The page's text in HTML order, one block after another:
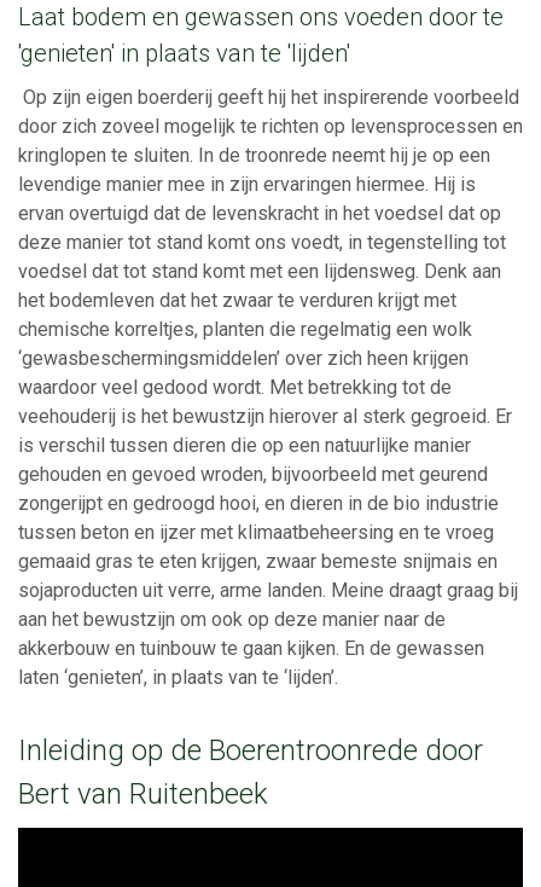
Laat bodem en gewassen ons voeden door te
'genieten' in plaats van te 'lijden'
Op zijn eigen boerderij geeft hij het inspirerende voorbeeld
door zich zoveel mogelijk te richten op levensprocessen en
kringlopen te sluiten. In de troonrede neemt hij je op een
levendige manier mee in zijn ervaringen hiermee. Hij is
ervan overtuigd dat de levenskracht in het voedsel dat op
deze manier tot stand komt ons voedt, in tegenstelling tot
voedsel dat tot stand komt met een lijdensweg. Denk aan
het bodemleven dat het zwaar te verduren krijgt met
chemische korreltjes, planten die regelmatig een wolk
‘gewasbeschermingsmiddelen’ over zich heen krijgen
waardoor veel gedood wordt. Met betrekking tot de
veehouderij is het bewustzijn hierover al sterk gegroeid. Er
is verschil tussen dieren die op een natuurlijke manier
gehouden en gevoed wroden, bijvoorbeeld met geurend
zongerijpt en gedroogd hooi, en dieren in de bio industrie
tussen beton en ijzer met klimaatbeheersing en te vroeg
gemaaid gras te eten krijgen, zwaar bemeste snijmais en
sojaproducten uit verre, arme landen. Meine draagt graag bij
aan het bewustzijn om ook op deze manier naar de
akkerbouw en tuinbouw te gaan kijken. En de gewassen
laten ‘genieten’, in plaats van te ‘lijden’.
Inleiding op de Boerentroonrede door
Bert van Ruitenbeek